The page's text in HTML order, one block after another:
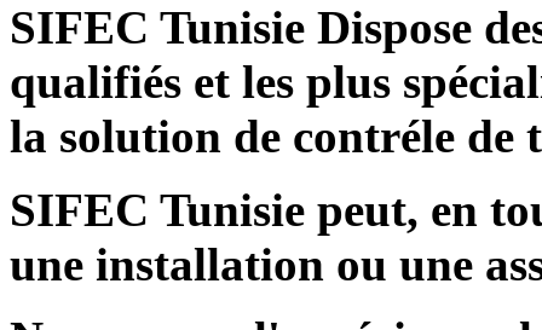
SIFEC Tunisie Dispose
qualifiés et les plus
la solution de contréle de
SIFEC Tunisie peut, en
une installation ou une